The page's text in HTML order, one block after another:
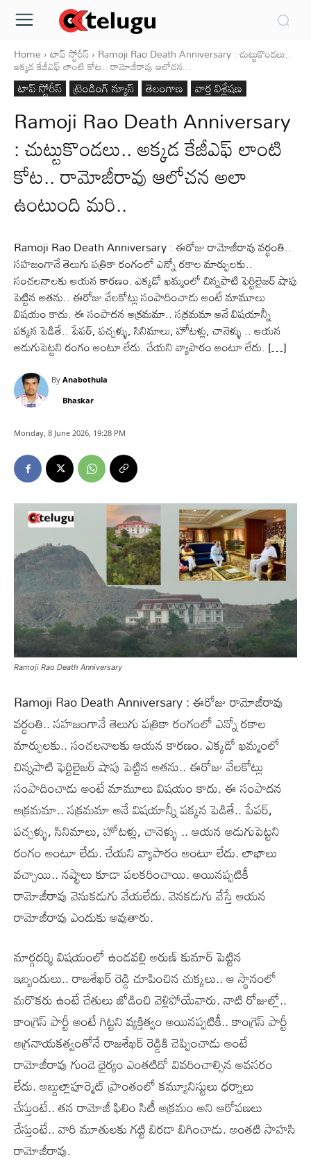
Home టాప్ స్టోరీస్ Ramoji Rao Death Anniversary : చుట్టుకొండలు..
అక్కడ కేజీఎఫ్ లాంటి కోట.. రామోజీరావు ఆలోచన...
టాప్ స్టోరీస్ ట్రెండింగ్ న్యూస్ తెలంగాణ వార్త విశ్లేషణ
Ramoji Rao Death Anniversary
: చుట్టుకొండలు.. అక్కడ కేజీఎఫ్ లాంటి
కోట.. రామోజీరావు ఆలోచన అలా
ఉంటుంది మరి..
Ramoji Rao Death Anniversary : ఈరోజు రామోజీరావు వర్ధంతి..
సహజంగానే తెలుగు పత్రికా రంగంలో ఎన్నో రకాల మార్పులకు..
సంచలనాలకు ఆయన కారణం. ఎక్కడో ఖమ్మంలో చిన్నపాటి ఫెర్టిలైజర్ షాపు
పెట్టిన అతను.. ఈరోజు వేలకోట్లు సంపాదించాడు అంటే మామూలు
విషయం కాదు. ఈ సంపాదన అక్రమమా.. సక్రమమా అనే విషయాన్నీ
పక్కన పెడితే.. పేపర్, పచ్చళ్ళు, సినిమాలు, హోటళ్లు, చానెళ్ళు .. ఆయన
అడుగుపెట్టని రంగం అంటూ లేదు. చేయని వ్యాపారం అంటూ లేదు. […]
By Anabothula
Bhaskar
Monday, 8 June 2026, 19:28 PM
Ramoji Rao Death Anniversary
Ramoji Rao Death Anniversary : ఈరోజు రామోజీరావు
వర్ధంతి.. సహజంగానే తెలుగు పత్రికా రంగంలో ఎన్నో రకాల
మార్పులకు.. సంచలనాలకు ఆయన కారణం. ఎక్కడో ఖమ్మంలో
చిన్నపాటి ఫెర్టిలైజర్ షాపు పెట్టిన అతను.. ఈరోజు వేలకోట్లు
సంపాదించాడు అంటే మామూలు విషయం కాదు. ఈ సంపాదన
అక్రమమా.. సక్రమమా అనే విషయాన్నీ పక్కన పెడితే.. పేపర్,
పచ్చళ్ళు, సినిమాలు, హోటళ్లు, చానెళ్ళు .. ఆయన అడుగుపెట్టని
రంగం అంటూ లేదు. చేయని వ్యాపారం అంటూ లేదు. లాభాలు
వచ్చాయి.. నష్టాలు కూడా పలకరించాయి. అయినప్పటికీ
రామోజీరావు వెనుకడుగు వేయలేదు. వెనకడుగు వేస్తే ఆయన
రామోజీరావు ఎందుకు అవుతారు.
మార్గదర్శి విషయంలో ఉండవల్లి అరుణ్ కుమార్ పెట్టిన
ఇబ్బందులు.. రాజశేఖర్ రెడ్డి చూపించిన చుక్కలు.. ఆ స్థానంలో
మరొకరు ఉంటే చేతులు జోడించి వెళ్లిపోయేవారు. నాటి రోజుల్లో..
కాంగ్రెస్ పార్టీ అంటే గిట్టని వ్యక్తిత్వం అయినప్పటికీ.. కాంగ్రెస్ పార్టీ
అగ్రనాయకత్వంతోనే రాజశేఖర్ రెడ్డికి చెప్పించాడు అంటే
రామోజీరావు గుండె ధైర్యం ఎంతటిదో వివరించాల్సిన అవసరం
లేదు. అబ్దుల్లాపూర్మెట్ ప్రాంతంలో కమ్యూనిస్టులు ధర్నాలు
చేస్తుంటే.. తన రామోజీ ఫిలిం సిటీ అక్రమం అని ఆరోపణలు
చేస్తుంటే.. వారి మూతులకు గట్టి బిరడా బిగించాడు. అంతటి సాహసి
రామోజీరావు.